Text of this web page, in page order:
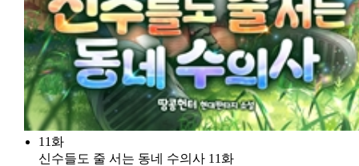
11화
신수들도 줄 서는 동네 수의사 11화